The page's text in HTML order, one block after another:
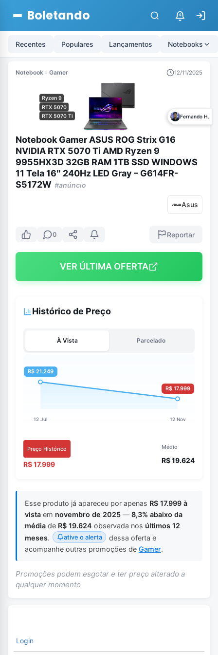
Boletando $
Recentes Populares Lançamentos Notebooks
Notebook » Gamer 12/11/2025
Ryzen 9
RTX 5070
RTX 5070 Ti
Fernando H.
Notebook Gamer ASUS ROG Strix G16
NVIDIA RTX 5070 Ti AMD Ryzen 9
9955HX3D 32GB RAM 1TB SSD WINDOWS
11 Tela 16″ 240Hz LED Gray – G614FR-
S5172W #anúncio
Asus
0 Reportar
VER ÚLTIMA OFERTA
Histórico de Preço
À Vista Parcelado
Preço Histórico
R$ 17.999
Médio
R$ 19.624
Esse produto já apareceu por apenas R$ 17.999 à
vista em novembro de 2025 —8,3% abaixo da
média de R$ 19.624 observada nos últimos 12
meses. ative o alerta
dessa oferta e
acompanhe outras promoções de Gamer.
Promoções podem esgotar e ter preço alterado a
qualquer momento
Login